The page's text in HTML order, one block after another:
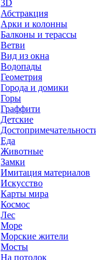
3D
Абстракция
Арки и колонны
Балконы и терассы
Ветви
Вид из окна
Водопады
Геометрия
Города и домики
Горы
Граффити
Детские
Еда
Животные
Замки
Имитация материалов
Искусство
Карты мира
Космос
Лес
Море
Морские жители
Мосты
На потолок